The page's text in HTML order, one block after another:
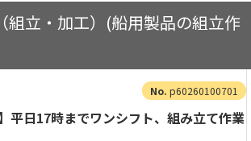
組立・加工）(船用製品の組立作
p60260100701
平日17時までワンシフト、組み立て作業